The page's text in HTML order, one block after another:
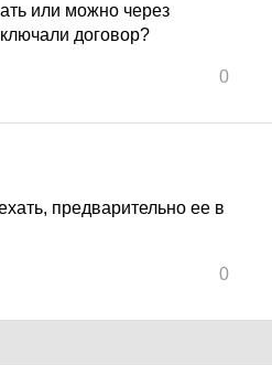
или можно через
договор?
0
предварительно ее в
0